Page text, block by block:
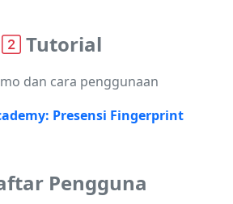
Tutorial
dan cara penggunaan
Presensi Fingerprint
Pengguna